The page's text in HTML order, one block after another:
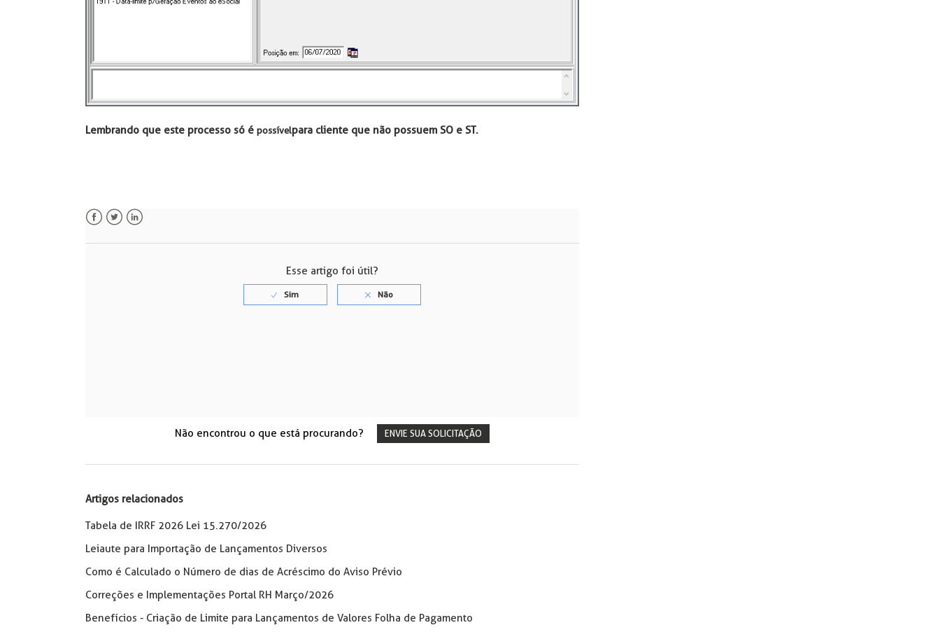
Lembrando que este processo só é possívelpara cliente que não possuem SO e ST.
Esse artigo foi útil?
Não encontrou o que está procurando? ENVIE SUA SOLICITAÇÃO
Artigos relacionados
Tabela de IRRF 2026 Lei 15.270/2026
Leiaute para Importação de Lançamentos Diversos
Como é Calculado o Número de dias de Acréscimo do Aviso Prévio
Correções e Implementações Portal RH Março/2026
Benefícios - Criação de Limite para Lançamentos de Valores Folha de Pagamento